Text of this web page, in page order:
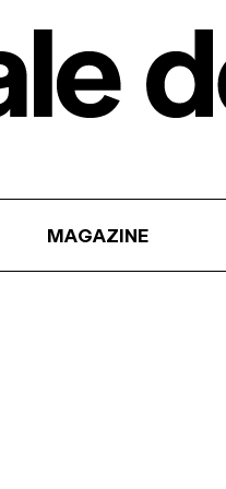
MAGAZINE